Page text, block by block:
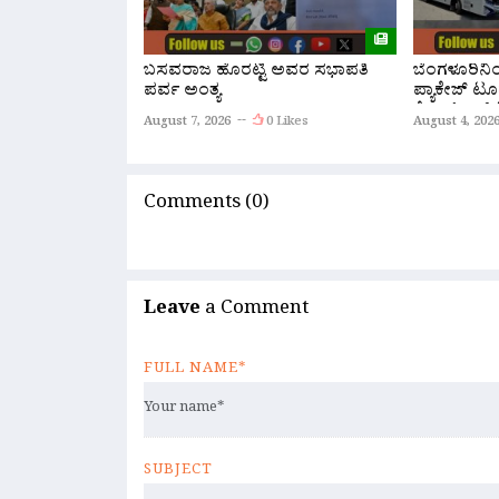
ಬಸವರಾಜ ಹೊರಟ್ಟಿ ಅವರ ಸಭಾಪತಿ
ಪರ್ವ ಅಂತ್ಯ
August 7, 2026 0 Likes
ಪ್ಯಾಕೇಜ್
ಆರಂಭ
August 4, 2026
Comments (0)
Leave a Comment
FULL NAME*
SUBJECT